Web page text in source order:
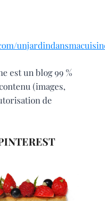
est un blog 99 %
(images,
de